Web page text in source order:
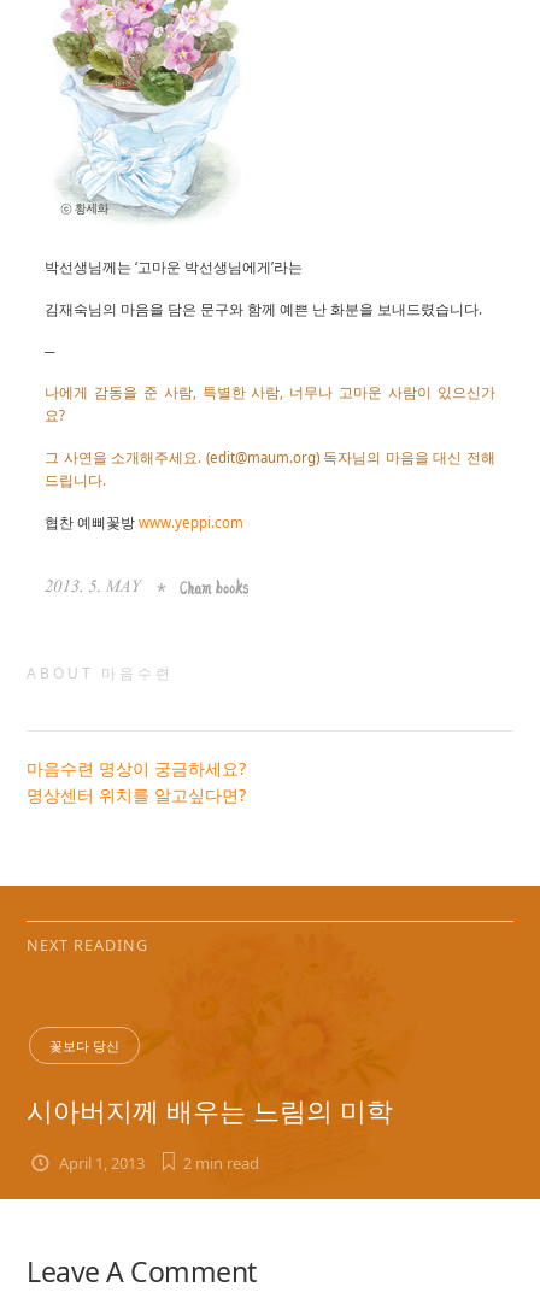
박선생님께는 ‘고마운 박선생님에게’라는
김재숙님의 마음을 담은 문구와 함께 예쁜 난 화분을 보내드렸습니다.
─
나에게 감동을 준 사람, 특별한 사람, 너무나 고마운 사람이 있으신가
요?
그 사연을 소개해주세요. (edit@maum.org) 독자님의 마음을 대신 전해
드립니다.
협찬 예삐꽃방www.yeppi.com
ABOUT 마음수련
마음수련 명상이 궁금하세요?
명상센터 위치를 알고싶다면?
NEXT READING
꽃보다 당신
시아버지께 배우는 느림의 미학
April 1, 2013 2 min read
Leave A Comment